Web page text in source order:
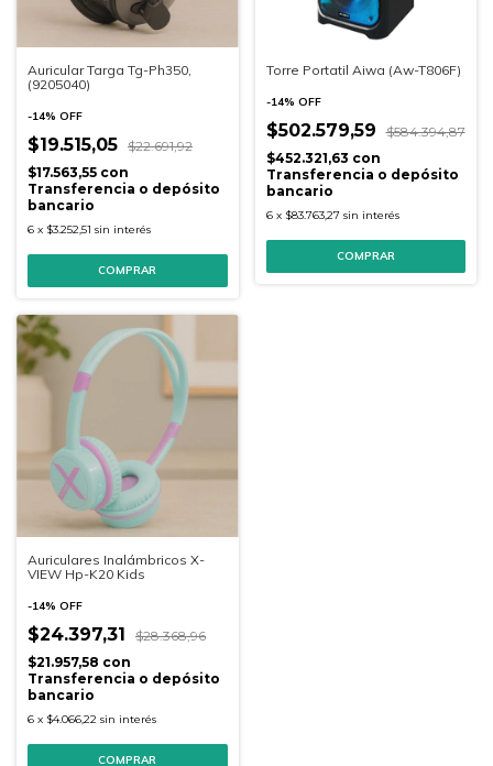
Auricular Targa Tg-Ph350,
(9205040)
-14% OFF
$19.515,05 $22.691,92
$17.563,55 con
Transferencia o depósito
bancario
6 x $3.252,51 sin interés
Torre Portatil Aiwa (Aw-T806F)
-14% OFF
$502.579,59
$584.394,87
$452.321,63 con
Transferencia o depósito
bancario
6 x $83.763,27 sin interés
Auriculares Inalámbricos X-
VIEW Hp-K20 Kids
-14% OFF
$24.397,31
$28.368,96
$21.957,58 con
Transferencia o depósito
bancario
6 x $4.066,22 sin interés